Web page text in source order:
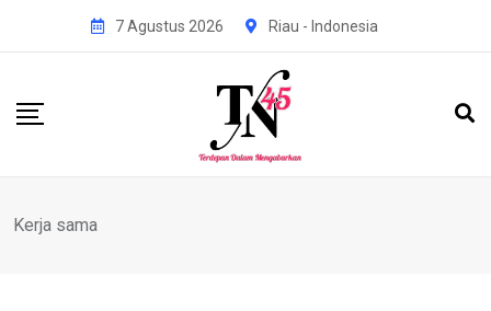
7 Agustus 2026 Riau - Indonesia
Kerja sama